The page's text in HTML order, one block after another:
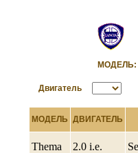
Двигатель
МОДЕЛЬ ДВИГАТЕЛЬ
Thema 2.0 i.e.